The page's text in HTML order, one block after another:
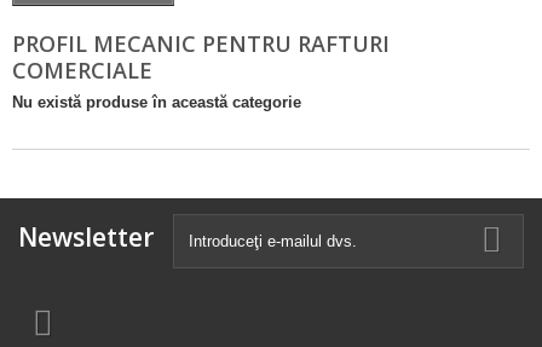
PROFIL MECANIC PENTRU RAFTURI
COMERCIALE
Nu există produse în această categorie
Newsletter